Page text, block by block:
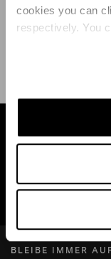
cookies you can
respectively. You
VERSAND UND
Finden Sie eine
BLEIBE IMMER